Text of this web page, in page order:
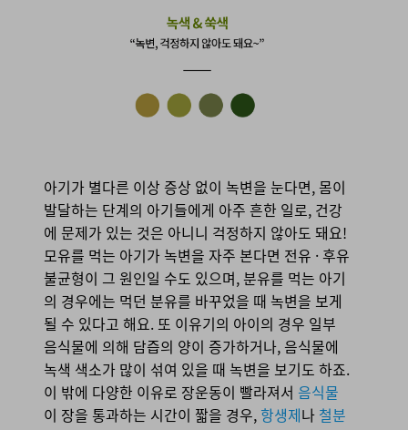
아기가 별다른 이상 증상 없이 녹변을 눈다면, 몸이
발달하는 단계의 아기들에게 아주 흔한 일로, 건강
에 문제가 있는 것은 아니니 걱정하지 않아도 돼요!
모유를 먹는 아기가 녹변을 자주 본다면 전유 · 후유
불균형이 그 원인일 수도 있으며, 분유를 먹는 아기
의 경우에는 먹던 분유를 바꾸었을 때 녹변을 보게
될 수 있다고 해요. 또 이유기의 아이의 경우 일부
음식물에 의해 담즙의 양이 증가하거나, 음식물에
녹색 색소가 많이 섞여 있을 때 녹변을 보기도 하죠.
이 밖에 다양한 이유로 장운동이 빨라져서 음식물
이 장을 통과하는 시간이 짧을 경우, 항생제나 철분